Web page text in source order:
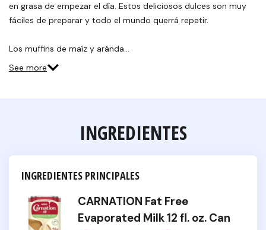
en grasa de empezar el día. Estos deliciosos dulces son muy
fáciles de preparar y todo el mundo querrá repetir.
Los muffins de maíz y aránda…
See more
INGREDIENTES
INGREDIENTES PRINCIPALES
CARNATION Fat Free
Evaporated Milk 12 fl. oz. Can